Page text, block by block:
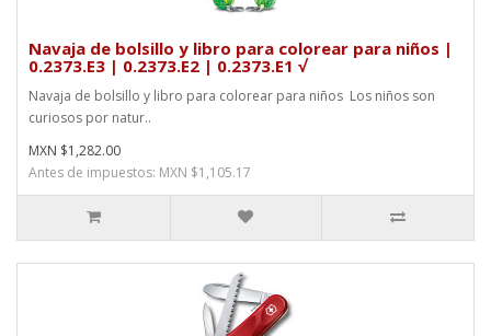
Navaja de bolsillo y libro para colorear para niños |
0.2373.E3 | 0.2373.E2 | 0.2373.E1 √
Navaja de bolsillo y libro para colorear para niños Los niños son
curiosos por natur..
MXN $1,282.00
Antes de impuestos: MXN $1,105.17